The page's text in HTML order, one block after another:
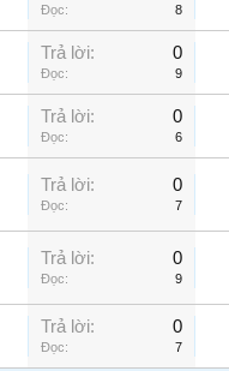
Đọc: 8
Trả lời: 0
Đọc: 9
Trả lời: 0
Đọc: 6
Trả lời: 0
Đọc: 7
Trả lời: 0
Đọc: 9
Trả lời: 0
Đọc: 7